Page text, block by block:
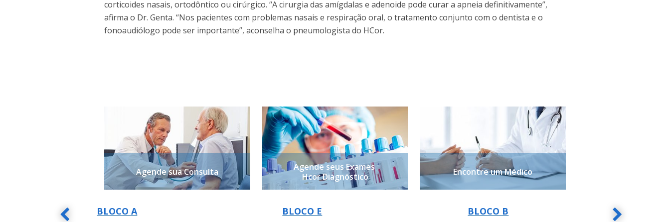
corticoides nasais, ortodôntico ou cirúrgico. “A cirurgia das amígdalas e adenoide pode curar a apneia definitivamente”,
afirma o Dr. Genta. “Nos pacientes com problemas nasais e respiração oral, o tratamento conjunto com o dentista e o
fonoaudiólogo pode ser importante”, aconselha o pneumologista do HCor.
Agende sua Consulta
Agende seus Exames
Hcor Diagnóstico
Encontre um Médico
BLOCO A BLOCO E BLOCO B